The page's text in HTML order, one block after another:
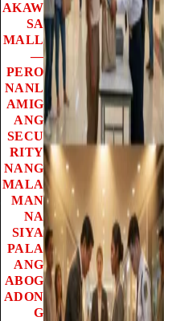
AKAW
SA
MALL
—
PERO
NANL
AMIG
ANG
SECU
RITY
NANG
MALA
MAN
NA
SIYA
PALA
ANG
ABOG
ADON
G